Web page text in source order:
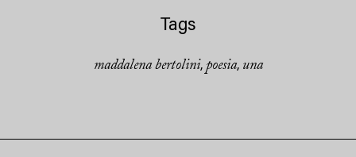
Tags
maddalena bertolini, poesia, una